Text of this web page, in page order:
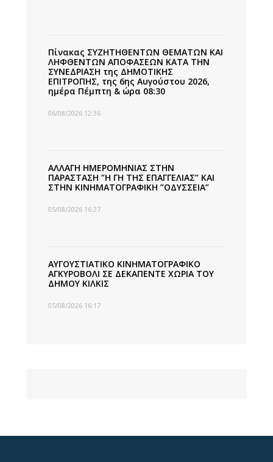
Πίνακας ΣΥΖΗΤΗΘΕΝΤΩΝ ΘΕΜΑΤΩΝ ΚΑΙ
ΛΗΦΘΕΝΤΩΝ ΑΠΟΦΑΣΕΩΝ ΚΑΤΑ ΤΗΝ
ΣΥΝΕΔΡΙΑΣΗ της ΔΗΜΟΤΙΚΗΣ
ΕΠΙΤΡΟΠΗΣ, της 6ης Αυγούστου 2026,
ημέρα Πέμπτη & ώρα 08:30
06/08/2026 12:36
ΑΛΛΑΓΗ ΗΜΕΡΟΜΗΝΙΑΣ ΣΤΗΝ
ΠΑΡΑΣΤΑΣΗ ”Η ΓΗ ΤΗΣ ΕΠΑΓΓΕΛΙΑΣ” ΚΑΙ
ΣΤΗΝ ΚΙΝΗΜΑΤΟΓΡΑΦΙΚΗ ”ΟΔΥΣΣΕΙΑ”
05/08/2026 16:27
ΑΥΓΟΥΣΤΙΑΤΙΚΟ ΚΙΝΗΜΑΤΟΓΡΑΦΙΚΟ
ΑΓΚΥΡΟΒΟΛΙ ΣΕ ΔΕΚΑΠΕΝΤΕ ΧΩΡΙΑ ΤΟΥ
ΔΗΜΟΥ ΚΙΛΚΙΣ
05/08/2026 16:17